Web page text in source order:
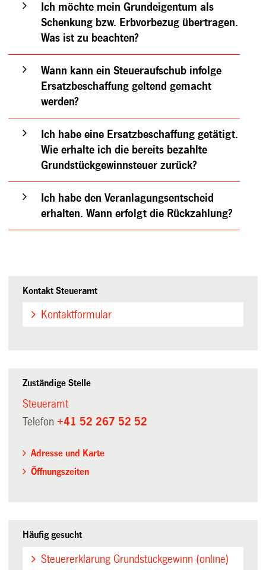
Ich möchte mein Grundeigentum als
Schenkung bzw. Erbvorbezug übertragen.
Was ist zu beachten?
Wann kann ein Steueraufschub infolge
Ersatzbeschaffung geltend gemacht
werden?
Ich habe eine Ersatzbeschaffung getätigt.
Wie erhalte ich die bereits bezahlte
Grundstückgewinnsteuer zurück?
Ich habe den Veranlagungsentscheid
erhalten. Wann erfolgt die Rückzahlung?
Kontakt Steueramt
Kontaktformular
Zuständige Stelle
Steueramt
Telefon+41 52 267 52 52
Adresse und Karte
Öffnungszeiten
Häufig gesucht
Steuererklärung Grundstückgewinn (online)